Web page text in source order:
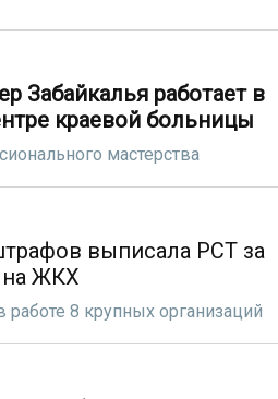
Забайкалья работает в
краевой больницы
мастерства
выписала РСТ за
на ЖКХ
8 крупных организаций